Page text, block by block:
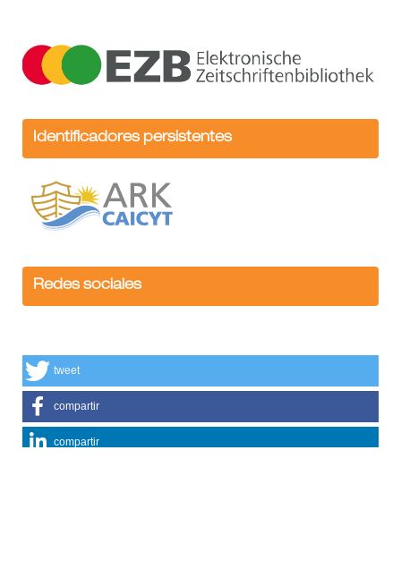
Identificadores persistentes
Redes sociales
tweet
compartir
compartir